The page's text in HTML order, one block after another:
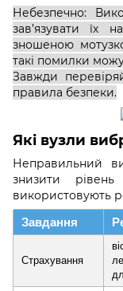
Небезпечно:
зав’язувати їх
зношеною
такі помилки
Завжди
правила безпеки.
Які вузли
Неправильний
знизити
використовують
Завдання
Страхування